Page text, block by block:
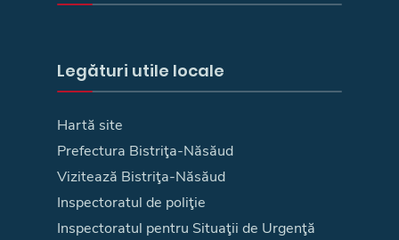
Legături utile locale
Hartă site
Prefectura Bistriţa-Năsăud
Vizitează Bistriţa-Năsăud
Inspectoratul de poliţie
Inspectoratul pentru Situaţii de Urgenţă